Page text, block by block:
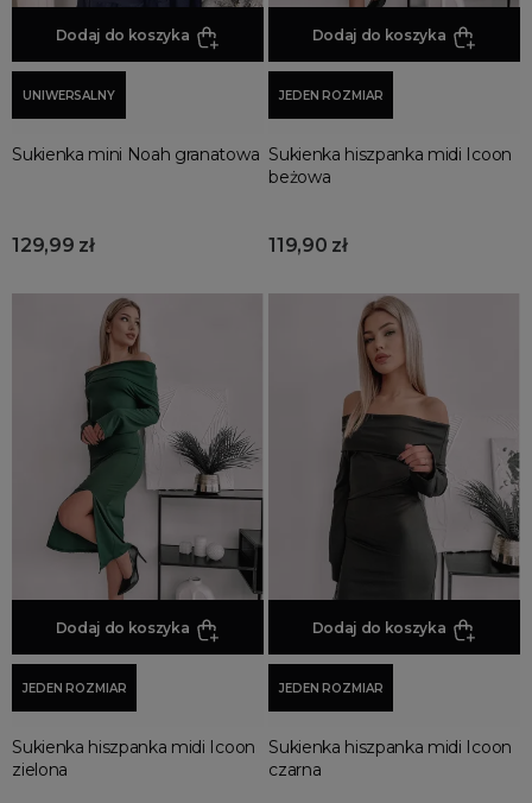
Produkty Tygodnia
Różowy Październik
Black Friday
Wyprzedaż noworoczna
Dodaj do koszyka
UNIWERSALNY
Sukienka mini Noah granatowa
129,99 zł
Dodaj do koszyka
JEDEN ROZMIAR
Sukienka hiszpanka midi Icoon
beżowa
119,90 zł
Dodaj do koszyka
JEDEN ROZMIAR
Sukienka hiszpanka midi Icoon
zielona
Dodaj do koszyka
JEDEN ROZMIAR
Sukienka hiszpanka midi Icoon
czarna